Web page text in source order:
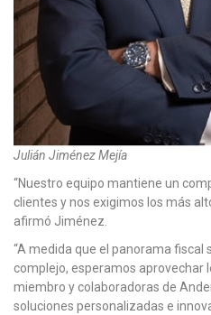
Julián Jiménez Mejía
“Nuestro equipo mantiene un
clientes y nos exigimos los más
afirmó Jiménez.
“A medida que el panorama fiscal
complejo, esperamos aprovechar
miembro y colaboradoras de
soluciones personalizadas e